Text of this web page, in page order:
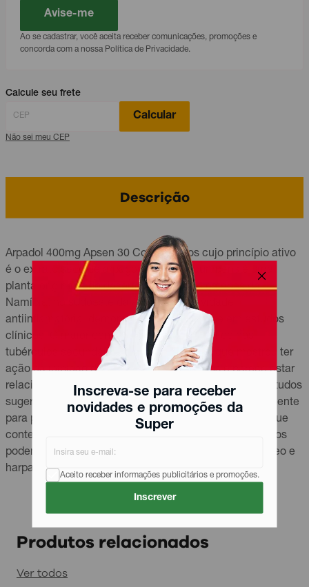
Inscreva-se para receber
novidades e promoções da
Super
Aceito receber informações publicitários e promoções.
Inscrever
Avise-me
Ao se cadastrar, você aceita receber comunicações, promoções e
concorda com a nossa Política de Privacidade.
Calcule seu frete
Calcular
Não sei meu CEP
Descrição
Arpadol 400mg Apsen 30 Comprimidos cujo princípio ativo
é o extrato seco de arpagophytum procumbens é uma
planta originária do deserto de Kalaari e estepes da
Namíbia, no sudoeste da África, tem atividade
antiinflamatória, demonstrada em animais e em estudos
clínicos. O maior constituinte químico contido nos
tubérculos secundários é o harpagosídeo, que mostrou ter
ação na inibição da síntese de leucotrienos e parece estar
relacionado com a inibição da lipoxigenase. Alguns estudos
sugerem que vários compostos podem agir sinergicamente
para produzir os resultados clínicos e que um extrato que
contenha outros constituintes de tubérculos secundários
podem ser mais efetivos que extratos com harpagosídeo e
harpagídeo isolados
Produtos relacionados
Ver todos